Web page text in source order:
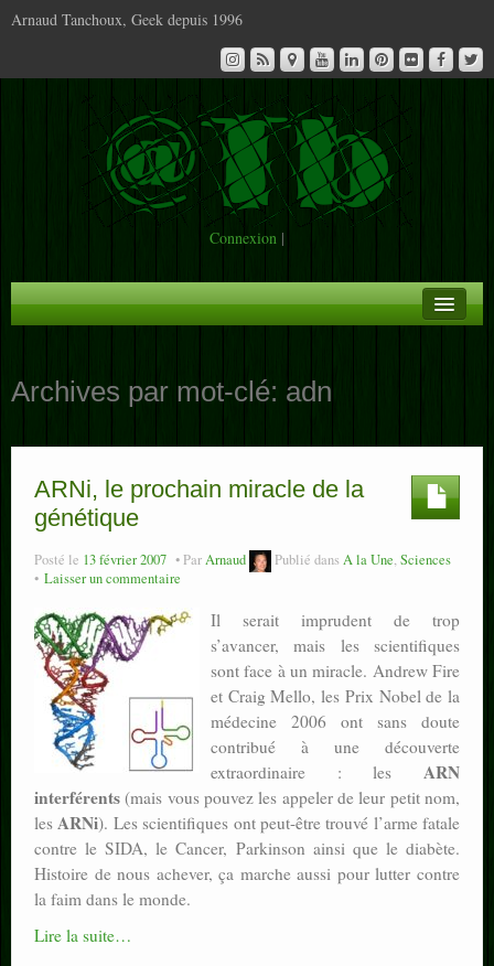
Arnaud Tanchoux, Geek depuis 1996
Connexion |
Infos
Contact
Archives par mot-clé: adn
ARNi, le prochain miracle de la
génétique
Posté le 13 février 2007 ParArnaud Publié dansA la Une,Sciences
Laisser un commentaire
Il serait imprudent de trop
s’avancer, mais les scientifiques
sont face à un miracle. Andrew Fire
et Craig Mello, les Prix Nobel de la
médecine 2006 ont sans doute
contribué à une découverte
extraordinaire : les ARN
interférents(mais vous pouvez les appeler de leur petit nom,
lesARNi). Les scientifiques ont peut-être trouvé l’arme fatale
contre le SIDA, le Cancer, Parkinson ainsi que le diabète.
Histoire de nous achever, ça marche aussi pour lutter contre
la faim dans le monde.
Lire la suite…